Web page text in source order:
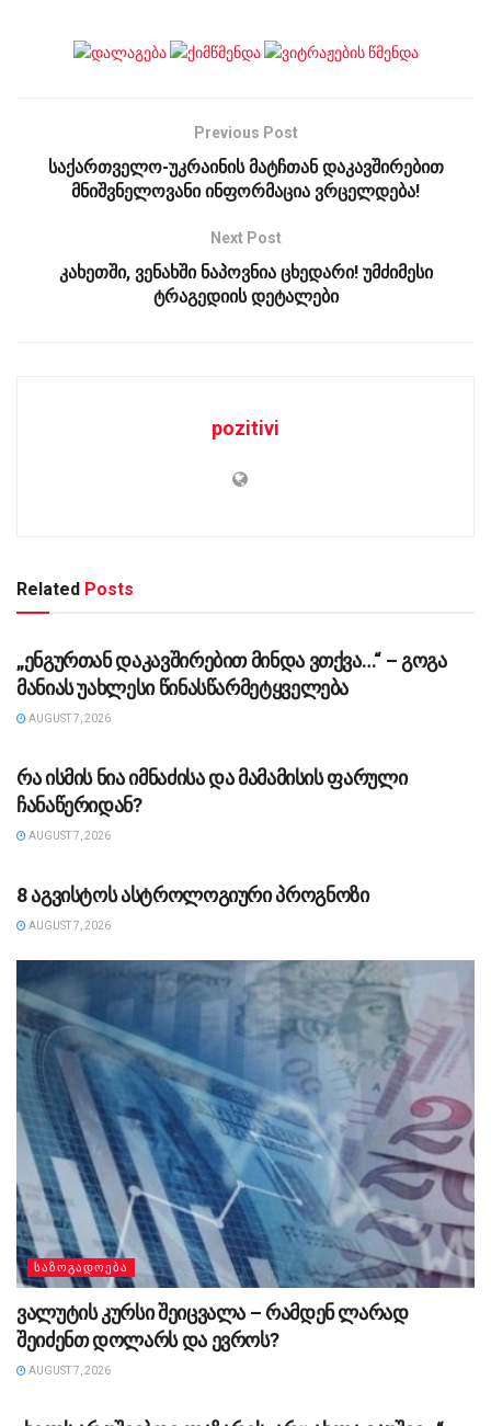
Previous Post
საქართველო-უკრაინის მატჩთან დაკავშირებით
მნიშვნელოვანი ინფორმაცია ვრცელდება!
Next Post
კახეთში, ვენახში ნაპოვნია ცხედარი! უმძიმესი
ტრაგედიის დეტალები
pozitivi
Related Posts
ᲡᲐᲖᲝᲒᲐᲓᲝᲔᲑᲐ
„ენგურთან დაკავშირებით მინდა ვთქვა…“ – გოგა
მანიას უახლესი წინასწარმეტყველება
AUGUST 7, 2026
რა ისმის ნია იმნაძისა და მამამისის ფარული
ჩანაწერიდან?
AUGUST 7, 2026
8 აგვისტოს ასტროლოგიური პროგნოზი
AUGUST 7, 2026
ᲡᲐᲖᲝᲒᲐᲓᲝᲔᲑᲐ
ვალუტის კურსი შეიცვალა – რამდენ ლარად
შეიძენთ დოლარს და ევროს?
AUGUST 7, 2026